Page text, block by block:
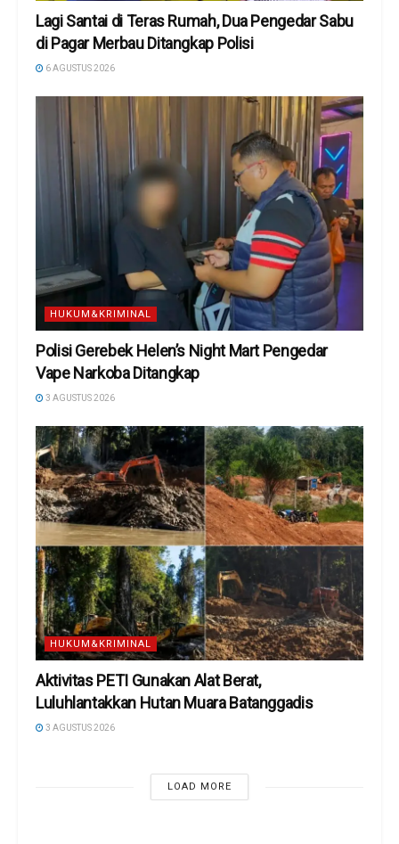
Lagi Santai di Teras Rumah, Dua Pengedar Sabu
di Pagar Merbau Ditangkap Polisi
6 AGUSTUS 2026
HUKUM&KRIMINAL
Polisi Gerebek Helen’s Night Mart Pengedar
Vape Narkoba Ditangkap
3 AGUSTUS 2026
HUKUM&KRIMINAL
Aktivitas PETI Gunakan Alat Berat,
Luluhlantakkan Hutan Muara Batanggadis
3 AGUSTUS 2026
LOAD MORE